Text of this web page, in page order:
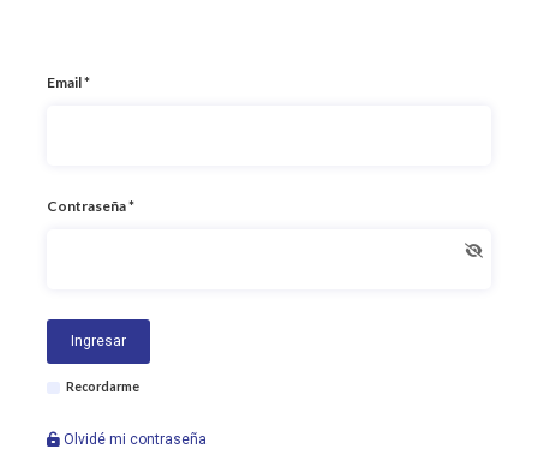
Email *
Contraseña *
Ingresar
Recordarme
Olvidé mi contraseña